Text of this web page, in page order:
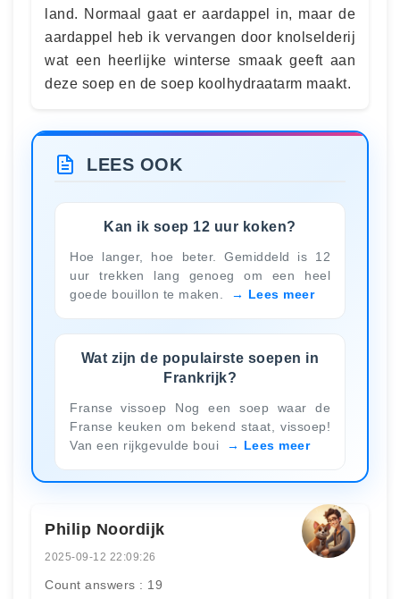
land. Normaal gaat er aardappel in, maar de
aardappel heb ik vervangen door knolselderij
wat een heerlijke winterse smaak geeft aan
deze soep en de soep koolhydraatarm maakt.
LEES OOK
Kan ik soep 12 uur koken?
Hoe langer, hoe beter. Gemiddeld is 12
uur trekken lang genoeg om een heel
goede bouillon te maken.
Lees meer
Wat zijn de populairste soepen in
Frankrijk?
Franse vissoep Nog een soep waar de
Franse keuken om bekend staat, vissoep!
Van een rijkgevulde boui
Lees meer
Philip Noordijk
2025-09-12 22:09:26
Count answers : 19